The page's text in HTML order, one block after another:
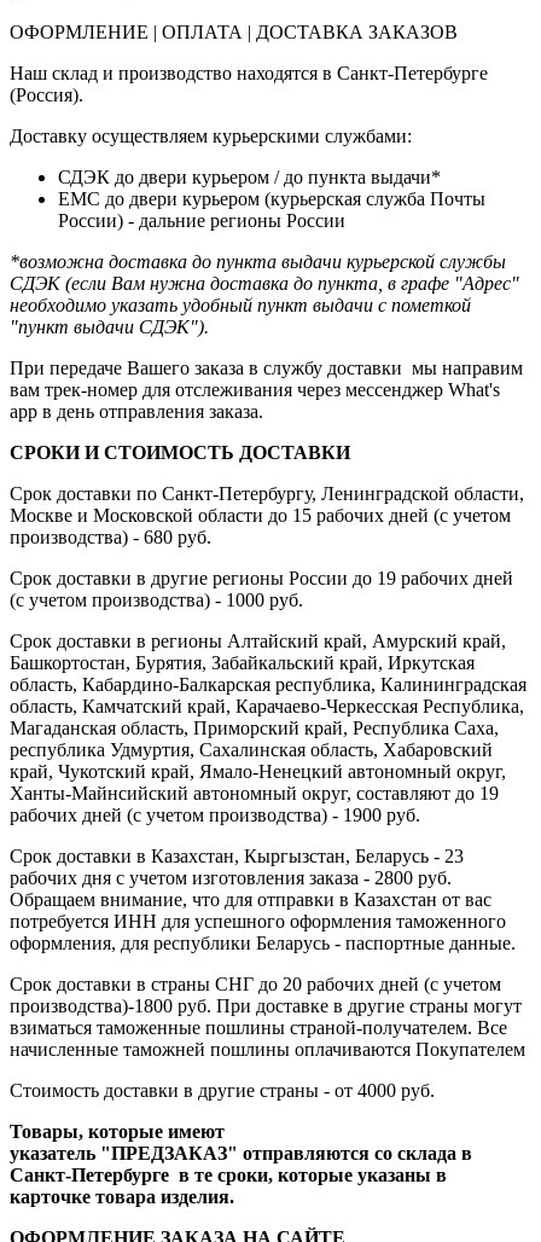
ОФОРМЛЕНИЕ | ОПЛАТА | ДОСТАВКА ЗАКАЗОВ
Наш склад и производство находятся в Санкт-Петербурге
(Россия).
Доставку осуществляем курьерскими службами:
СДЭК до двери курьером / до пункта выдачи*
ЕМС до двери курьером (курьерская служба Почты
России) - дальние регионы России
*возможна доставка до пункта выдачи курьерской службы
СДЭК (если Вам нужна доставка до пункта, в графе "Адрес"
необходимо указать удобный пункт выдачи с пометкой
"пункт выдачи СДЭК").
При передаче Вашего заказа в службу доставки мы направим
вам трек-номер для отслеживания через мессенджер What's
app в день отправления заказа.
СРОКИ И СТОИМОСТЬ ДОСТАВКИ
Срок доставки по Санкт-Петербургу, Ленинградской области,
Москве и Московской области до 15 рабочих дней (с учетом
производства) - 680 руб.
Срок доставки в другие регионы России до 19 рабочих дней
(с учетом производства) - 1000 руб.
Срок доставки в регионы Алтайский край, Амурский край,
Башкортостан, Бурятия, Забайкальский край, Иркутская
область, Кабардино-Балкарская республика, Калининградская
область, Камчатский край, Карачаево-Черкесская Республика,
Магаданская область, Приморский край, Республика Саха,
республика Удмуртия, Сахалинская область, Хабаровский
край, Чукотский край, Ямало-Ненецкий автономный округ,
Ханты-Майнсийский автономный округ, составляют до 19
рабочих дней (с учетом производства) - 1900 руб.
Срок доставки в Казахстан, Кыргызстан, Беларусь - 23
рабочих дня с учетом изготовления заказа - 2800 руб.
Обращаем внимание, что для отправки в Казахстан от вас
потребуется ИНН для успешного оформления таможенного
оформления, для республики Беларусь - паспортные данные.
Срок доставки в страны СНГ до 20 рабочих дней (с учетом
производства)-1800 руб. При доставке в другие страны могут
взиматься таможенные пошлины страной-получателем. Все
начисленные таможней пошлины оплачиваются Покупателем
Стоимость доставки в другие страны - от 4000 руб.
Товары, которые имеют
указатель "ПРЕДЗАКАЗ" отправляются со склада в
Санкт-Петербурге в те сроки, которые указаны в
карточке товара изделия.
ОФОРМЛЕНИЕ ЗАКАЗА НА САЙТЕ